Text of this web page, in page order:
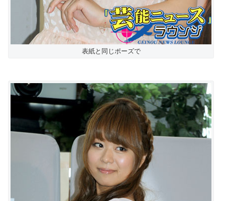
表紙と同じポーズで